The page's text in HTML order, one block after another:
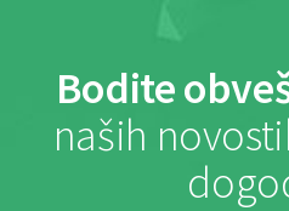
Bodite
naših